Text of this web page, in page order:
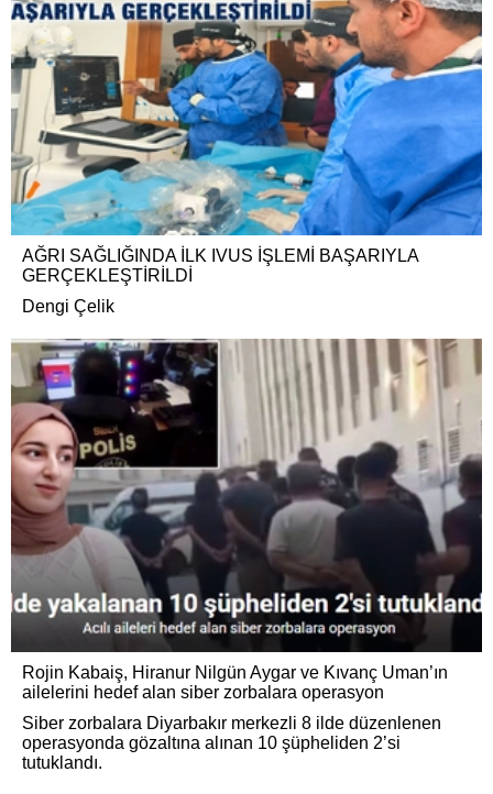
AĞRI SAĞLIĞINDA İLK IVUS İŞLEMİ BAŞARIYLA
GERÇEKLEŞTİRİLDİ
Dengi Çelik
Rojin Kabaiş, Hiranur Nilgün Aygar ve Kıvanç Uman’ın
ailelerini hedef alan siber zorbalara operasyon
Siber zorbalara Diyarbakır merkezli 8 ilde düzenlenen
operasyonda gözaltına alınan 10 şüpheliden 2’si
tutuklandı.